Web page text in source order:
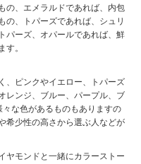
の、エメラルドであれば、内包
の、トパーズであれば、シュリ
パーズ、オパールであれば、鮮
す。
、ピンクやイエロー、トパーズ
レンジ、ブルー、パープル、ブ
な色があるものもありますの
希少性の高さから選ぶ人などが
ヤモンドと一緒にカラーストー